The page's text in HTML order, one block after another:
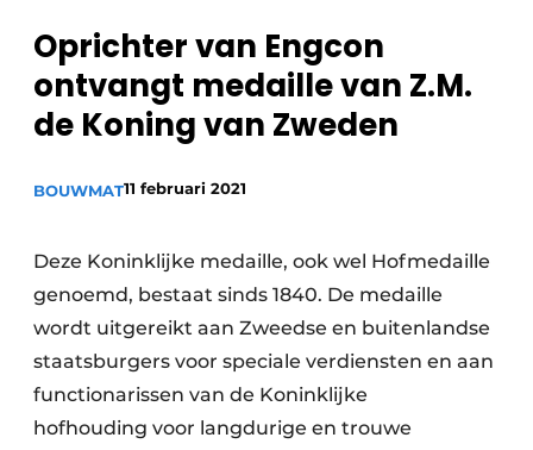
Duurzaamheid & Innovatie
Oprichter van Engcon
ontvangt medaille van Z.M.
de Koning van Zweden
BOUWMAT11 februari 2021
Deze Koninklijke medaille, ook wel Hofmedaille
genoemd, bestaat sinds 1840. De medaille
wordt uitgereikt aan Zweedse en buitenlandse
staatsburgers voor speciale verdiensten en aan
functionarissen van de Koninklijke
hofhouding voor langdurige en trouwe